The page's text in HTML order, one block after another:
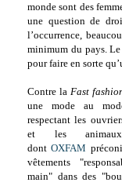
monde sont des
une question de
l’occurrence,
minimum du pays.
pour faire en sorte
Contre laFast
une mode au
respectant les
et les
dontOXFAM
vêtements
main" dans des